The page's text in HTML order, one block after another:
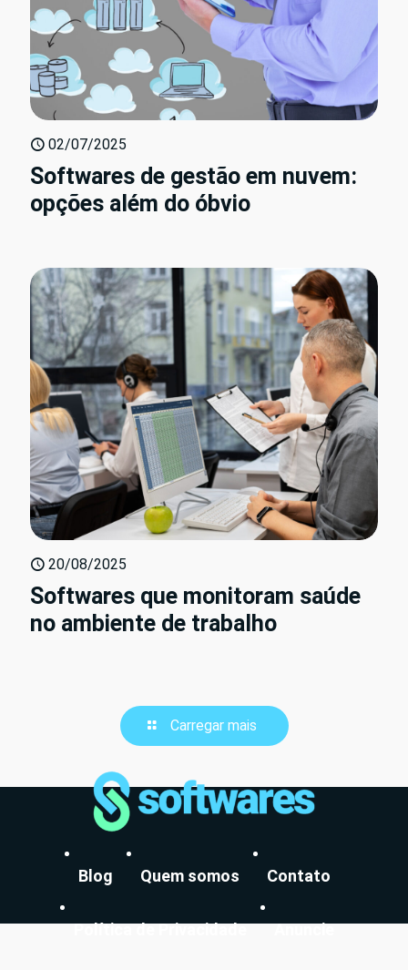
02/07/2025
Softwares de gestão em nuvem:
opções além do óbvio
20/08/2025
Softwares que monitoram saúde
no ambiente de trabalho
Carregar mais
Blog Quem somos Contato
Política de Privacidade Anuncie